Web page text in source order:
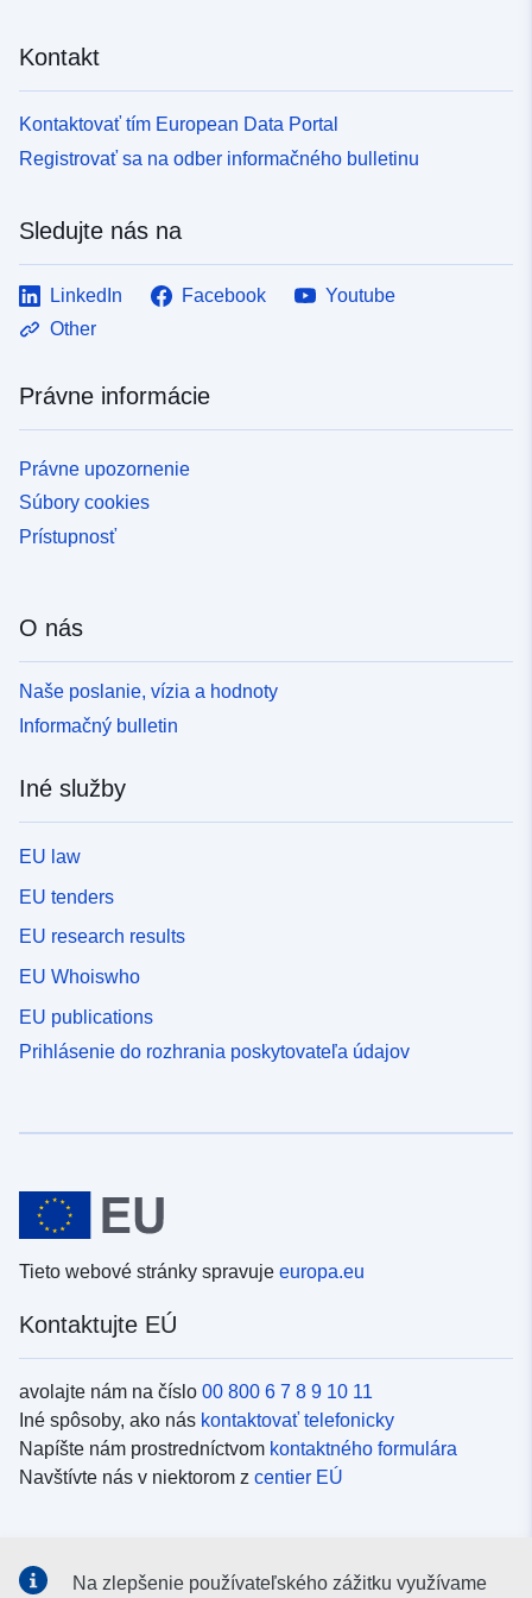
Kontakt
Kontaktovať tím European Data Portal
Registrovať sa na odber informačného bulletinu
Sledujte nás na
LinkedIn Facebook
Youtube
Other
Právne informácie
Právne upozornenie
Súbory cookies
Prístupnosť
O nás
Naše poslanie, vízia a hodnoty
Informačný bulletin
Iné služby
EU law
EU tenders
EU research results
EU Whoiswho
EU publications
Prihlásenie do rozhrania poskytovateľa údajov
Tieto webové stránky spravuje europa.eu
Kontaktujte EÚ
avolajte nám na číslo 00 800 6 7 8 9 10 11
Iné spôsoby, ako nás kontaktovať telefonicky
Napíšte nám prostredníctvom kontaktného formulára
Navštívte nás v niektorom z centier EÚ
Na zlepšenie používateľského zážitku využívame